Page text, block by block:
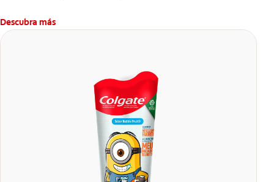
Descubra más